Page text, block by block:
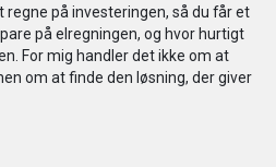
på investeringen, så du får et
på elregningen, og hvor hurtigt
For mig handler det ikke om at
om at finde den løsning, der giver